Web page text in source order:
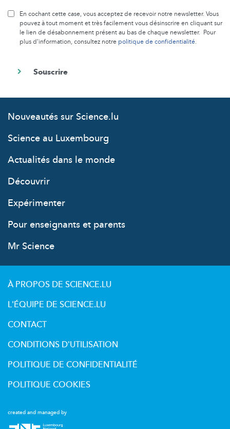
En cochant cette case, vous acceptez de recevoir notre newsletter. Vous
pouvez à tout moment et très facilement vous désinscrire en cliquant sur
le lien de désabonnement présent au bas de chaque newsletter. Pour
plus d’information, consultez notre politique de confidentialité.
Nouveautés sur Science.lu
Science au Luxembourg
Actualités dans le monde
Découvrir
Expérimenter
Pour enseignants et parents
Mr Science
created and managed by
À PROPOS DE SCIENCE.LU
L'ÉQUIPE DE SCIENCE.LU
CONTACT
CONDITIONS D'UTILISATION
POLITIQUE DE CONFIDENTIALITÉ
POLITIQUE COOKIES